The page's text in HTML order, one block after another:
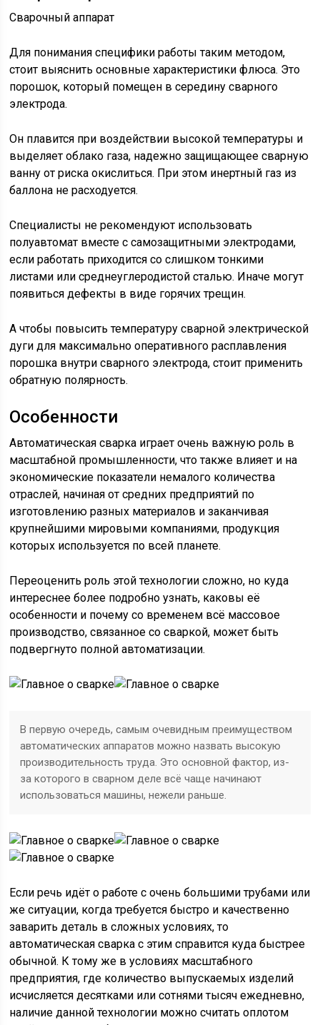
Сварочный аппарат
Для понимания специфики работы таким методом,
стоит выяснить основные характеристики флюса. Это
порошок, который помещен в середину сварного
электрода.
Он плавится при воздействии высокой температуры и
выделяет облако газа, надежно защищающее сварную
ванну от риска окислиться. При этом инертный газ из
баллона не расходуется.
Специалисты не рекомендуют использовать
полуавтомат вместе с самозащитными электродами,
если работать приходится со слишком тонкими
листами или среднеуглеродистой сталью. Иначе могут
появиться дефекты в виде горячих трещин.
А чтобы повысить температуру сварной электрической
дуги для максимально оперативного расплавления
порошка внутри сварного электрода, стоит применить
обратную полярность.
Особенности
Автоматическая сварка играет очень важную роль в
масштабной промышленности, что также влияет и на
экономические показатели немалого количества
отраслей, начиная от средних предприятий по
изготовлению разных материалов и заканчивая
крупнейшими мировыми компаниями, продукция
которых используется по всей планете.
Переоценить роль этой технологии сложно, но куда
интереснее более подробно узнать, каковы её
особенности и почему со временем всё массовое
производство, связанное со сваркой, может быть
подвергнуто полной автоматизации.
В первую очередь, самым очевидным преимуществом
автоматических аппаратов можно назвать высокую
производительность труда. Это основной фактор, из-
за которого в сварном деле всё чаще начинают
использоваться машины, нежели раньше.
Если речь идёт о работе с очень большими трубами или
же ситуации, когда требуется быстро и качественно
заварить деталь в сложных условиях, то
автоматическая сварка с этим справится куда быстрее
обычной. К тому же в условиях масштабного
предприятия, где количество выпускаемых изделий
исчисляется десятками или сотнями тысяч ежедневно,
наличие данной технологии можно считать оплотом